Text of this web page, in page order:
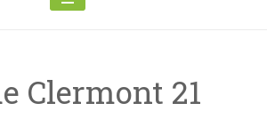
Clermont 21